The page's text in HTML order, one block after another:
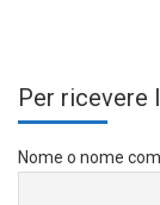
Per ricevere
Nome o nome